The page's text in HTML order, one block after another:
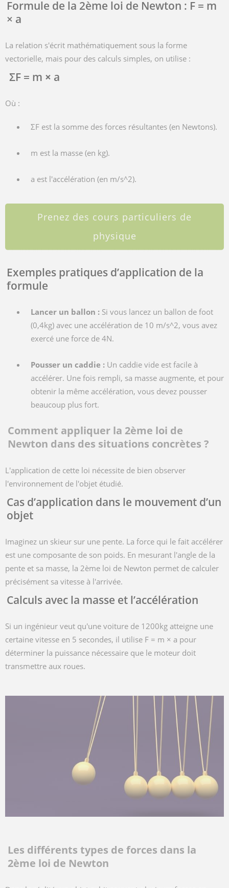
Formule de la 2ème loi de Newton : F = m
× a
La relation s'écrit mathématiquement sous la forme
vectorielle, mais pour des calculs simples, on utilise :
ΣF = m × a
Où :
ΣF est la somme des forces résultantes (en Newtons).
m est la masse (en kg).
a est l'accélération (en m/s^2).
Prenez des cours particuliers de
physique
Exemples pratiques d’application de la
formule
Lancer un ballon : Si vous lancez un ballon de foot
(0,4kg) avec une accélération de 10 m/s^2, vous avez
exercé une force de 4N.
Pousser un caddie : Un caddie vide est facile à
accélérer. Une fois rempli, sa masse augmente, et pour
obtenir la même accélération, vous devez pousser
beaucoup plus fort.
Comment appliquer la 2ème loi de
Newton dans des situations concrètes ?
L'application de cette loi nécessite de bien observer
l'environnement de l'objet étudié.
Cas d’application dans le mouvement d’un
objet
Imaginez un skieur sur une pente. La force qui le fait accélérer
est une composante de son poids. En mesurant l'angle de la
pente et sa masse, la 2ème loi de Newton permet de calculer
précisément sa vitesse à l'arrivée.
Calculs avec la masse et l’accélération
Si un ingénieur veut qu'une voiture de 1200kg atteigne une
certaine vitesse en 5 secondes, il utilise F = m × a pour
déterminer la puissance nécessaire que le moteur doit
transmettre aux roues.
Les différents types de forces dans la
2ème loi de Newton